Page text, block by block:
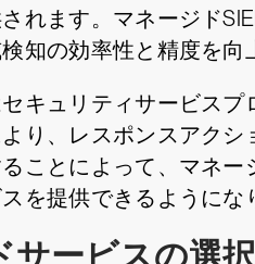
れます。マネージド
知の効率性と精度を向
キュリティサービス
り、レスポンスアク
ことによって、マネ
を提供できるようにな
サービスの選択